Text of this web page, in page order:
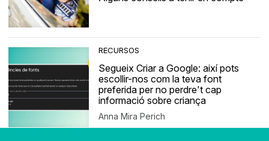
RECURSOS
Segueix Criar a Google: així pots
escollir-nos com la teva font
preferida per no perdre't cap
informació sobre criança
Anna Mira Perich